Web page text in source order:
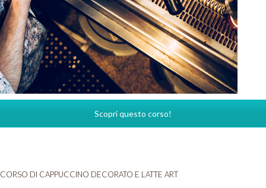
Scopri questo corso!
CORSO DI CAPPUCCINO DECORATO E LATTE ART